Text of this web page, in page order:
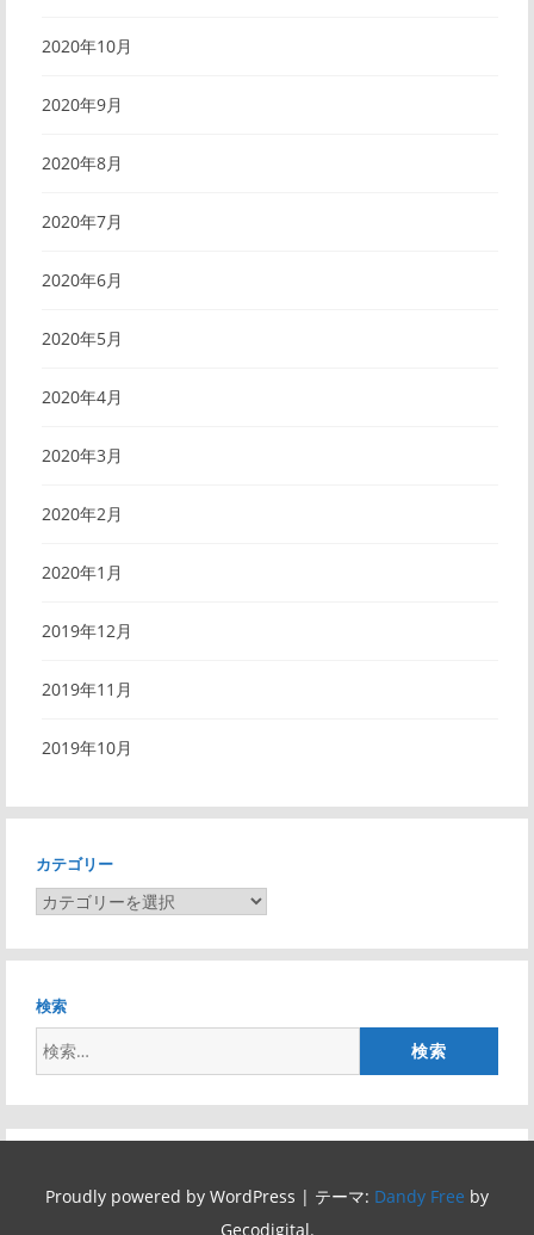
2020年10月
2020年9月
2020年8月
2020年7月
2020年6月
2020年5月
2020年4月
2020年3月
2020年2月
2020年1月
2019年12月
2019年11月
2019年10月
カテゴリー
カ
ゴ
リ
ー
検索
索:
Proudly powered by WordPress | テーマ: Dandy Free by
Gecodigital.